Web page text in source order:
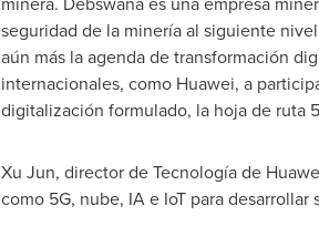
seguridad de la minería al siguiente
aún más la agenda de transformación
internacionales, como Huawei, a
digitalización formulado, la hoja de ruta
Xu Jun, director de Tecnología de
como 5G, nube, IA e IoT para